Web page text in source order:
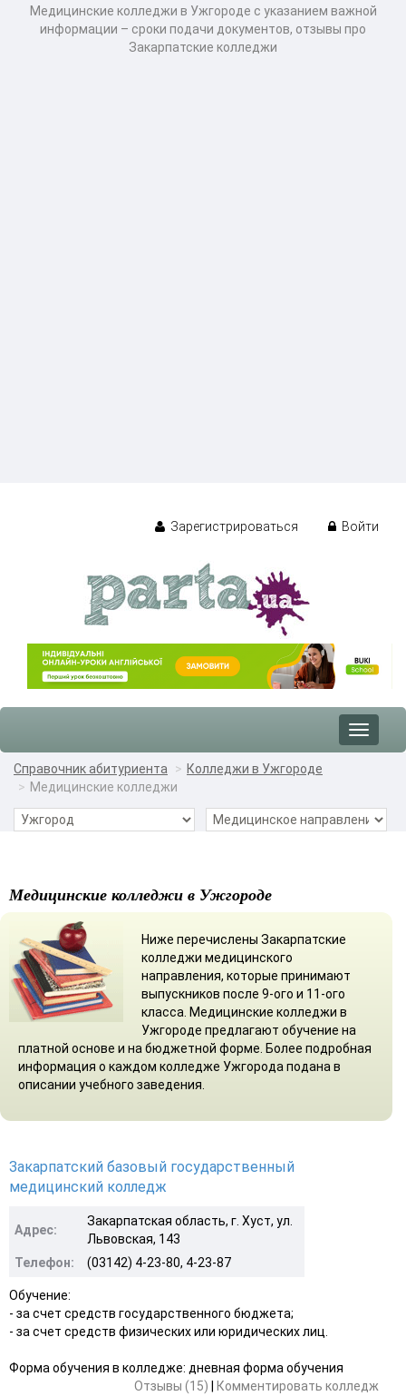
Медицинские колледжи в Ужгороде с указанием важной
информации – сроки подачи документов, отзывы про
Закарпатские колледжи
Зарегистрироваться Войти
Toggle
Справочник абитуриента
Колледжи в Ужгороде
Медицинские колледжи
Медицинские колледжи в Ужгороде
Ниже перечислены Закарпатские
колледжи медицинского
направления, которые принимают
выпускников после 9-ого и 11-ого
класса. Медицинские колледжи в
Ужгороде предлагают обучение на
платной основе и на бюджетной форме. Более подробная
информация о каждом колледже Ужгорода подана в
описании учебного заведения.
Закарпатский базовый государственный
медицинский колледж
Адрес:
Закарпатская область, г. Хуст, ул.
Львовская, 143
Телефон:
(03142) 4-23-80, 4-23-87
Обучение:
- за счет средств государственного бюджета;
- за счет средств физических или юридических лиц.
Форма обучения в колледже: дневная форма обучения
Отзывы (15)
Комментировать колледж